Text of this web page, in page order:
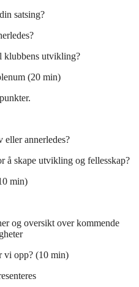
satsing?
klubbens utvikling?
(20 min)
eller annerledes?
å skape utvikling og fellesskap?
min)
og oversikt over kommende
vi opp? (10 min)